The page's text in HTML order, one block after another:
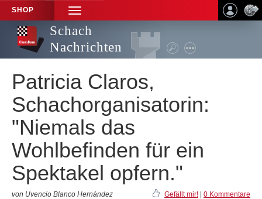
SHOP
TOGGLE
NAVIGATION
Schach
Nachrichten
Patricia Claros,
Schachorganisatorin:
"Niemals das
Wohlbefinden für ein
Spektakel opfern."
von Uvencio Blanco Hernández Gefällt mir! 0 Kommentare